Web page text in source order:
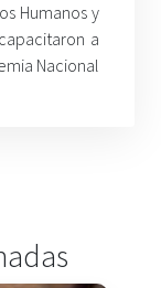
Humanos y
a
Nacional